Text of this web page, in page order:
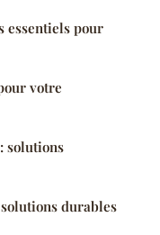
essentiels pour
votre
solutions
durables